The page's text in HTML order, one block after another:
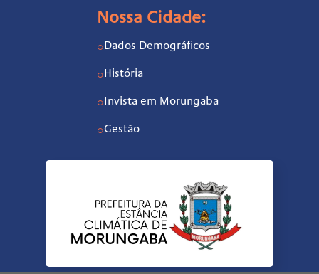
Nossa Cidade:
○Dados Demográficos
○História
○Invista em Morungaba
○Gestão